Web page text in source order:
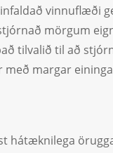
vinnuflæði
mörgum
tilvalið til að
með margar
hátæknilega